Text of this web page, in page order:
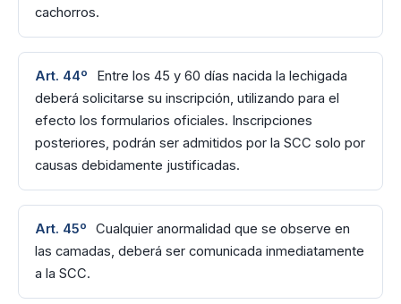
cachorros.
Art. 44º
Entre los 45 y 60 días nacida la lechigada
deberá solicitarse su inscripción, utilizando para el
efecto los formularios oficiales. Inscripciones
posteriores, podrán ser admitidos por la SCC solo por
causas debidamente justificadas.
Art. 45º
Cualquier anormalidad que se observe en
las camadas, deberá ser comunicada inmediatamente
a la SCC.